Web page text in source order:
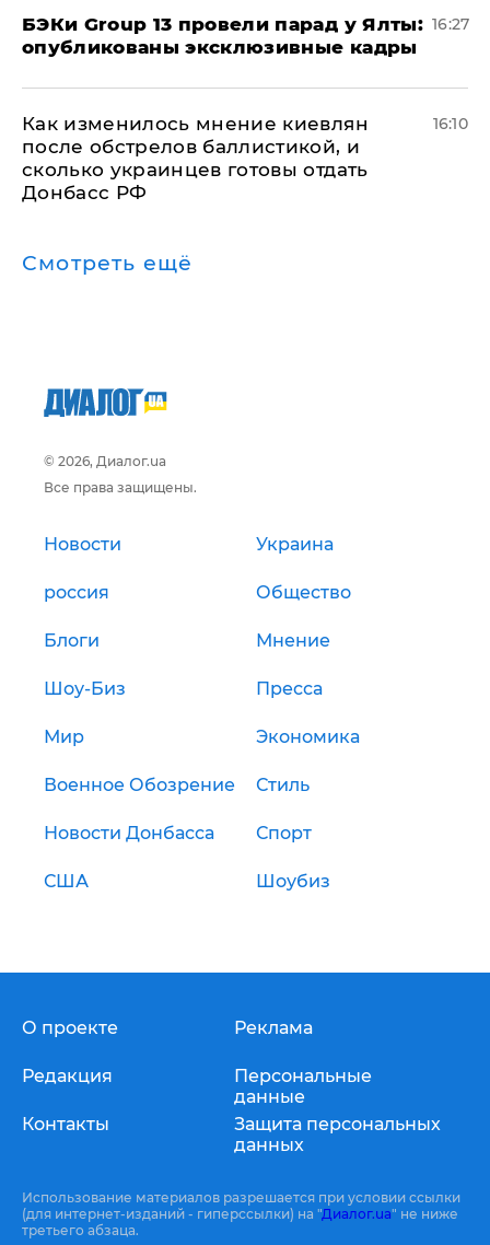
​БЭКи Group 13 провели парад у Ялты:
опубликованы эксклюзивные кадры
16:27
Как изменилось мнение киевлян
после обстрелов баллистикой, и
сколько украинцев готовы отдать
Донбасс РФ
16:10
Смотреть ещё
© 2026, Диалог.ua
Все права защищены.
Новости Украина
россия Общество
Блоги Мнение
Шоу-Биз Пресса
Мир Экономика
Военное Обозрение Стиль
Новости Донбасса Спорт
США Шоубиз
О проекте
Редакция
Контакты
Реклама
Персональные
данные
Защита персональных
данных
Использование материалов разрешается при условии ссылки
(для интернет-изданий - гиперссылки) на "Диалог.ua" не ниже
третьего абзаца.